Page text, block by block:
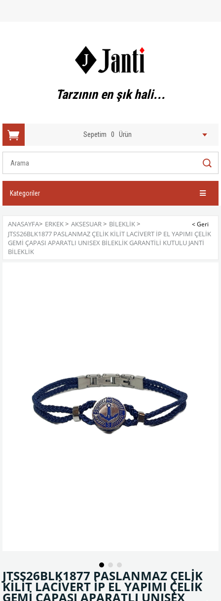
Tarzının en şık hali...
Sepetim 0 Ürün
Kategoriler
ANASAYFA> ERKEK> AKSESUAR> BILEKLIK>
JTSS26BLK1877 PASLANMAZ ÇELİK KİLİT LACİVERT İP EL YAPIMI ÇELİK
GEMİ ÇAPASI APARATLI UNISEX BİLEKLİK GARANTİLİ KUTULU JANTİ
BİLEKLİK
JTSS26BLK1877 PASLANMAZ ÇELİK
KİLİT LACİVERT İP EL YAPIMI ÇELİK
GEMİ ÇAPASI APARATLI UNISEX